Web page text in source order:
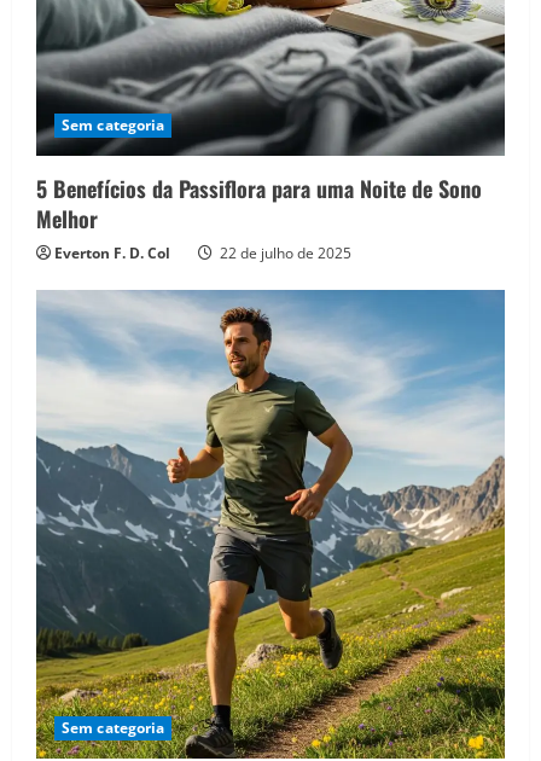
Sem categoria
5 Benefícios da Passiflora para uma Noite de Sono
Melhor
Everton F. D. Col 22 de julho de 2025
Sem categoria